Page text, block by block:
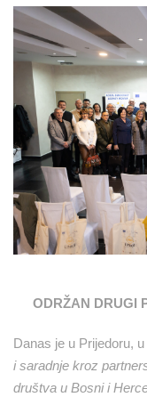
ODRŽAN DRUGI
Danas je u Prijedoru,
i saradnje kroz
društva u Bosni i